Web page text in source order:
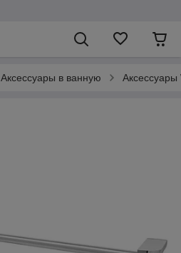
Аксессуары в ванную